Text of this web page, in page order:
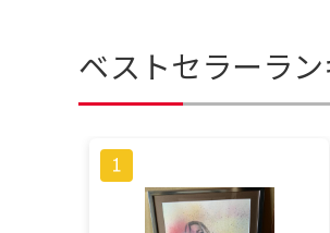
ベストセラーラ